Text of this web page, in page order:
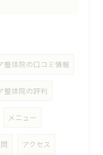
整体院の口コミ情報
整体院の評判
メニュー
アクセス